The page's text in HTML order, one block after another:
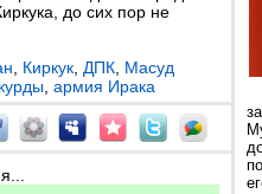
до сих пор не
Киркук ДПК Масуд
курды армия Ирака